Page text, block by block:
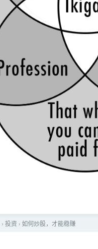
› 投资 › 如何炒股，才能稳赚